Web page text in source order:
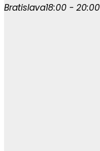
Bratislava18:00 - 20:00